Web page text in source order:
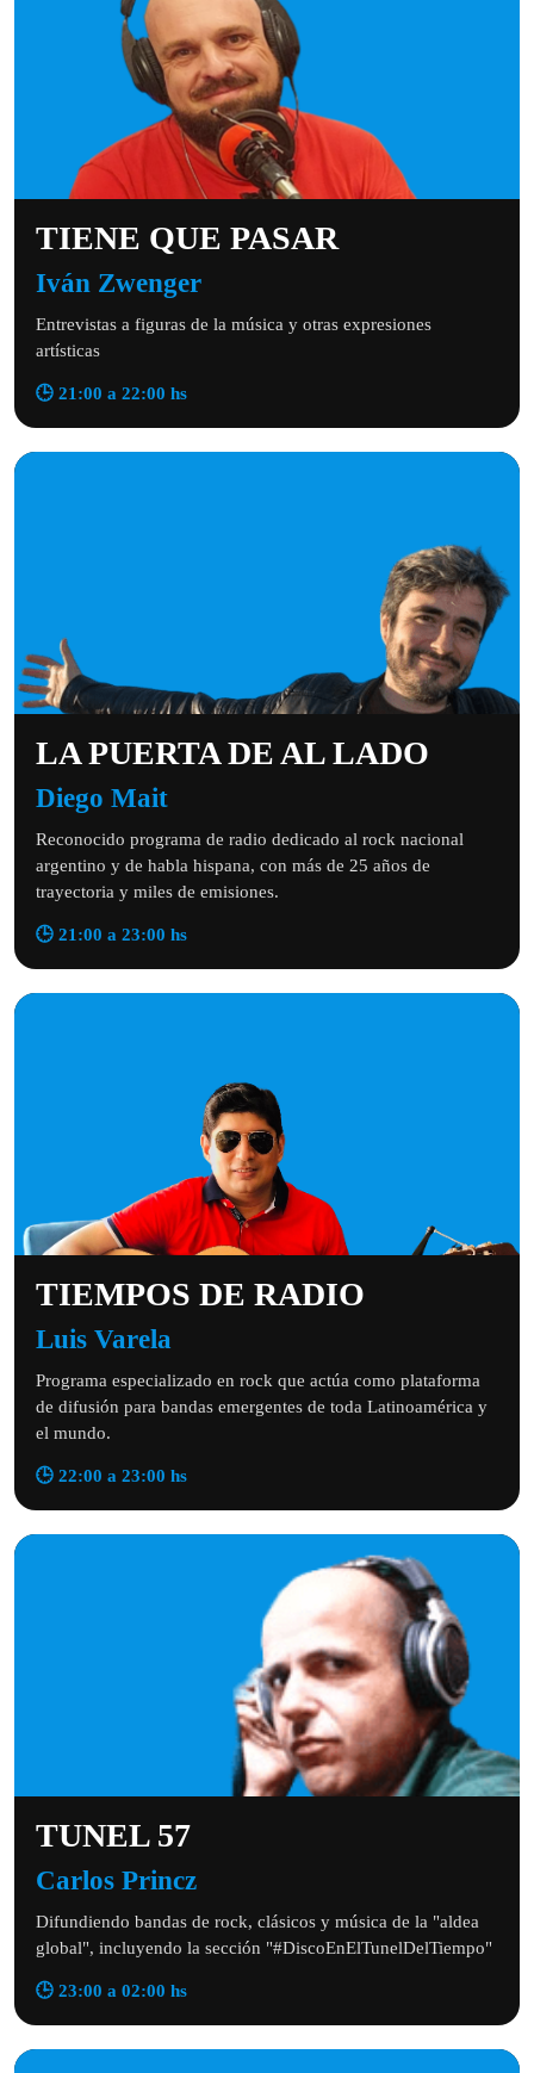
TIENE QUE PASAR
Iván Zwenger
Entrevistas a figuras de la música y otras expresiones
artísticas
🕒 21:00 a 22:00 hs
LA PUERTA DE AL LADO
Diego Mait
Reconocido programa de radio dedicado al rock nacional
argentino y de habla hispana, con más de 25 años de
trayectoria y miles de emisiones.
🕒 21:00 a 23:00 hs
TIEMPOS DE RADIO
Luis Varela
Programa especializado en rock que actúa como plataforma
de difusión para bandas emergentes de toda Latinoamérica y
el mundo.
🕒 22:00 a 23:00 hs
TUNEL 57
Carlos Princz
Difundiendo bandas de rock, clásicos y música de la "aldea
global", incluyendo la sección "#DiscoEnElTunelDelTiempo"
🕒 23:00 a 02:00 hs